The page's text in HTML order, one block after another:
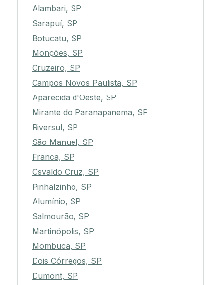
Alambari, SP
Sarapuí, SP
Botucatu, SP
Monções, SP
Cruzeiro, SP
Campos Novos Paulista, SP
Aparecida d'Oeste, SP
Mirante do Paranapanema, SP
Riversul, SP
São Manuel, SP
Franca, SP
Osvaldo Cruz, SP
Pinhalzinho, SP
Alumínio, SP
Salmourão, SP
Martinópolis, SP
Mombuca, SP
Dois Córregos, SP
Dumont, SP